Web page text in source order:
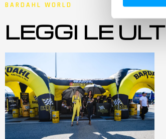
e
d
c
o
n
s
e
n
BARDAHL WORLD
LEGGI LE